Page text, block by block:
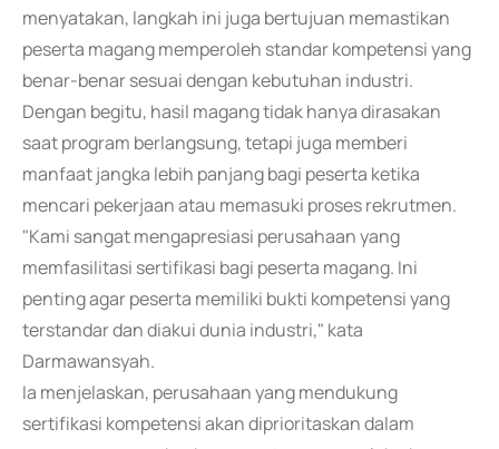
menyatakan, langkah ini juga bertujuan memastikan
peserta magang memperoleh standar kompetensi yang
benar-benar sesuai dengan kebutuhan industri.
Dengan begitu, hasil magang tidak hanya dirasakan
saat program berlangsung, tetapi juga memberi
manfaat jangka lebih panjang bagi peserta ketika
mencari pekerjaan atau memasuki proses rekrutmen.
"Kami sangat mengapresiasi perusahaan yang
memfasilitasi sertifikasi bagi peserta magang. Ini
penting agar peserta memiliki bukti kompetensi yang
terstandar dan diakui dunia industri," kata
Darmawansyah.
Ia menjelaskan, perusahaan yang mendukung
sertifikasi kompetensi akan diprioritaskan dalam